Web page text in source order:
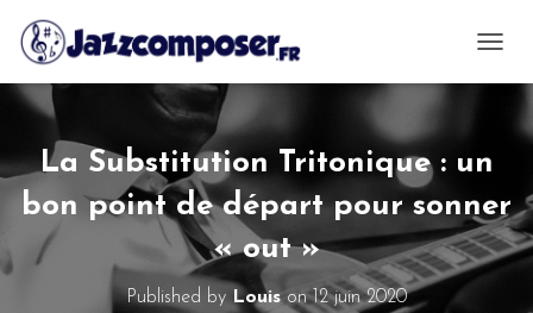
La Substitution Tritonique : un
bon point de départ pour sonner
« out »
Published by Louison12 juin 2020